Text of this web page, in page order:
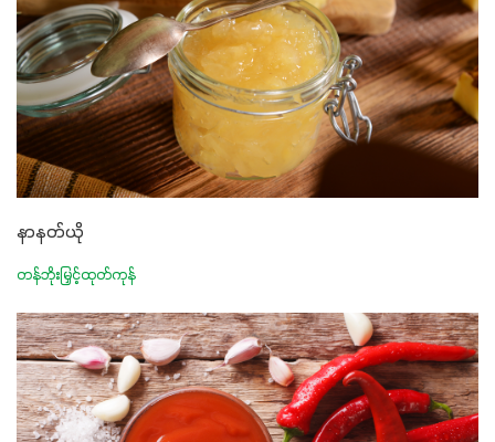
နှင့်ရေထိန်းနိုင်စွမ်းအားကောင်းလာခြင်းအပါအဝင်
အကျိုးကျေးဇူးများစွာကိုရရှိစေမှာဖြစ်ပါတယ်။ စပါးအပါအဝင်
နှံစားသီးနှံများ၊ပဲအမျိုးမျိုး၊ဟင်းသီးဟင်းရွက်နဲ့ ဥယျာဉ်ခြံသီးနှံ
အားလုံးမှာ အသုံးပြုနိုင်တယ်ဆိုတော့ တစ်မျိုးတည်းနဲ့ အားလုံး
ပါဖက်(perfect)မယ့် စမတ်သီးစုံနော် အရွေးမမှားတာသေချာပြီ
မလို့ အတွေးမများဘဲ သီးနှံတိုင်းကြီးထွားအောင် ဖန်းလင့်ရဲ့ #စ
မတ်သီးစုံကို သုံးကြပါစို့....
နာနတ်ယို
တန်ဘိုးမြှင့်ထုတ်ကုန်